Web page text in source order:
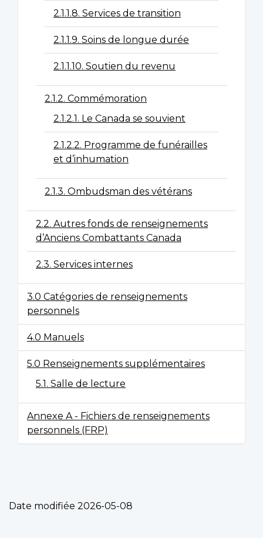
2.1.1.8. Services de transition
2.1.1.9. Soins de longue durée
2.1.1.10. Soutien du revenu
2.1.2. Commémoration
2.1.2.1. Le Canada se souvient
2.1.2.2. Programme de funérailles
et d’inhumation
2.1.3. Ombudsman des vétérans
2.2. Autres fonds de renseignements
d’Anciens Combattants Canada
2.3. Services internes
3.0 Catégories de renseignements
personnels
4.0 Manuels
5.0 Renseignements supplémentaires
5.1. Salle de lecture
Annexe A - Fichiers de renseignements
personnels (FRP)
Date modifiée 2026-05-08